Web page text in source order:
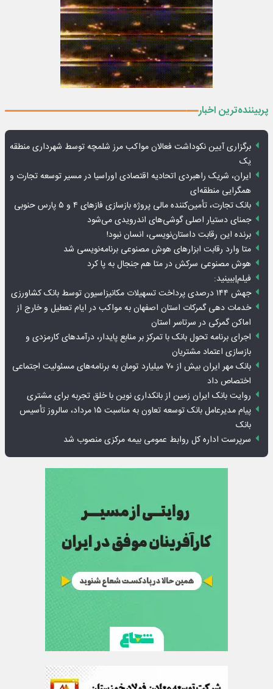
پربیننده‌ترین اخبار
برگزاری آیین نکوداشت فعالان مواکب مرز شلمچه توسط شهرداری منطقه
یک
ایران، شریک راهبردی اتحادیه اقتصادی اوراسیا در مسیر توسعه تجارت و
همگرایی منطقه‌ای
بانک تجارت، تأمین‌کننده مالی پروژه بازسازی فازهای ۴ و ۵ پارس حنوبی
جمنای دستیار اصلی گوشی‌های اندرویدی می‌شود
برنده این رقابت داستان‌نویسی، انسان نبود!
متا وارد رقابت ابزارهای هوش مصنوعی برنامه‌نویسی شد
هوش مصنوعی سرکش در متا هم جنجال به پا کرد
فیلم|ببینید:
جهش ۱۴۴ درصدی پرداخت تسهیلات مکانیزاسیون توسط بانک کشاورزی
خدمات دهی گمرکات استان اصفهان به مواکب در ایام تعطیل و خارج از
اماکن گمرکی در سرتاسر استان
اجرای برنامه تحول بانک با تمرکز بر منابع پایدار، درآمدهای کارمزدی و
بازسازی اعتماد مشتریان
بانک مهر ایران بیش از ۷۰ میلیارد تومان به برنامه‌های مسئولیت اجتماعی
اختصاص داد
روایت بانک ایران زمین از بانکداری نوین با خلق تجربه برای مشتری
پیام مدیرعامل بانک توسعه تعاون به مناسبت ۱۵ مرداد، سالروز تأسیس
بانک
سرپرست اداره کل روابط عمومی بیمه مرکزی منصوب شد